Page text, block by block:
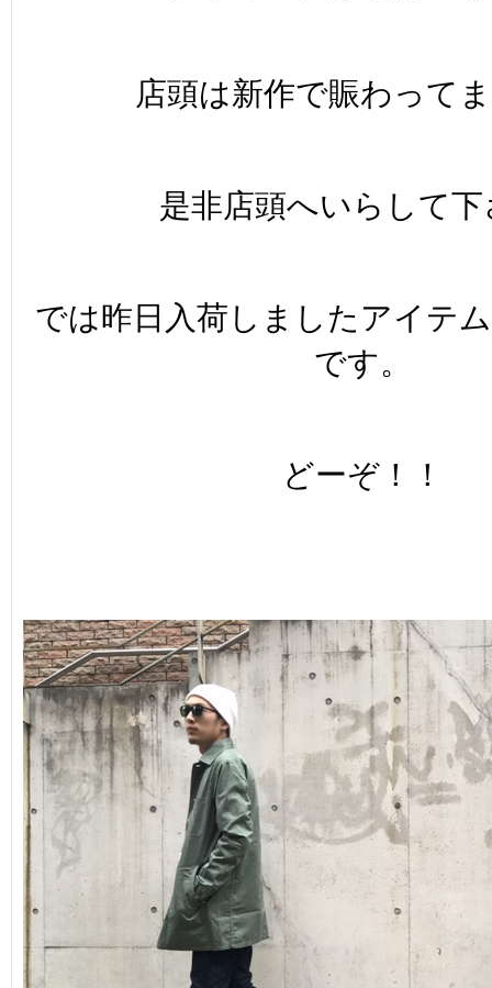
店頭は新作で賑わって
是非店頭へいらして下
では昨日入荷しましたアイテ
です。
どーぞ！！